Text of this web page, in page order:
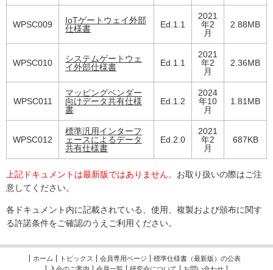
WPSC009
IoTゲートウェイ外部
仕様書
Ed.1.1
2021
年2
月
2.88MB
WPSC010
システムゲートウェ
イ外部仕様書
Ed.1.1
2021
年2
月
2.36MB
WPSC011
マッピングベンダー
向けデータ共有仕様
書
Ed.1.2
2024
年10
月
1.81MB
WPSC012
標準汎用インターフ
ェースによるデータ
共有仕様書
Ed.2.0
2021
年2
月
687KB
上記ドキュメントは最新版ではありません。 お取り扱いの際はご注
意してください。
各ドキュメント内に記載されている、使用、複製および頒布に関す
る許諾条件をご確認のうえご利用ください。
ホーム トピックス 会員専用ページ
標準仕様書（最新版）の公表